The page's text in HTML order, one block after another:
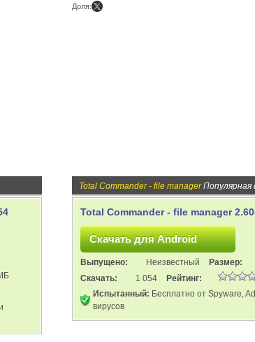
Доля:
Total Commander - file managerПопулярная
Total Commander - file manager
Выпущено: Неизвестный Размер:
Скачать:
1 054
Рейтинг:
Испытанный: Бесплатно от Spyware,
вирусов